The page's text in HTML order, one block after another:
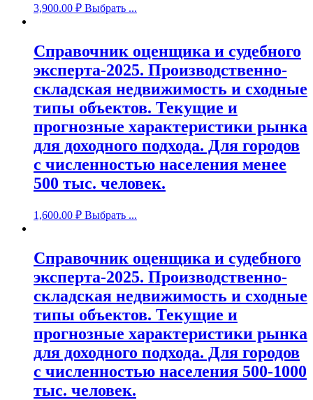
3,900.00 ₽ Выбрать ...
Справочник оценщика и судебного
эксперта-2025. Производственно-
складская недвижимость и сходные
типы объектов. Текущие и
прогнозные характеристики рынка
для доходного подхода. Для городов
с численностью населения менее
500 тыс. человек.
1,600.00 ₽ Выбрать ...
Справочник оценщика и судебного
эксперта-2025. Производственно-
складская недвижимость и сходные
типы объектов. Текущие и
прогнозные характеристики рынка
для доходного подхода. Для городов
с численностью населения 500-1000
тыс. человек.